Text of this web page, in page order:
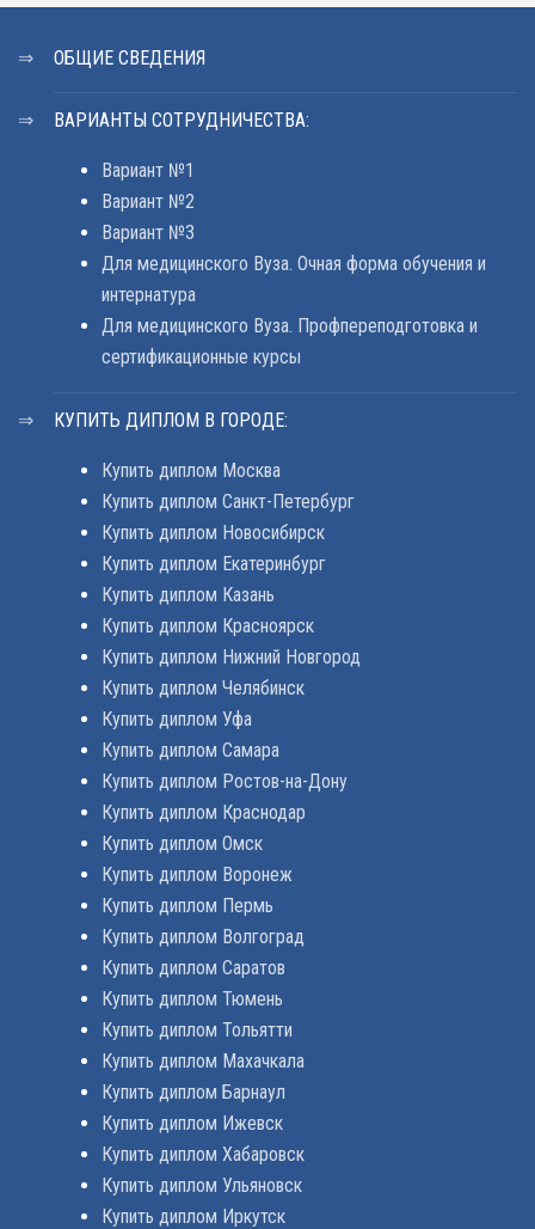
ОБЩИЕ СВЕДЕНИЯ
ВАРИАНТЫ СОТРУДНИЧЕСТВА:
Вариант №1
Вариант №2
Вариант №3
Для медицинского Вуза. Очная форма обучения и
интернатура
Для медицинского Вуза. Профпереподготовка и
сертификационные курсы
КУПИТЬ ДИПЛОМ В ГОРОДЕ:
Купить диплом Москва
Купить диплом Санкт-Петербург
Купить диплом Новосибирск
Купить диплом Екатеринбург
Купить диплом Казань
Купить диплом Красноярск
Купить диплом Нижний Новгород
Купить диплом Челябинск
Купить диплом Уфа
Купить диплом Самара
Купить диплом Ростов-на-Дону
Купить диплом Краснодар
Купить диплом Омск
Купить диплом Воронеж
Купить диплом Пермь
Купить диплом Волгоград
Купить диплом Саратов
Купить диплом Тюмень
Купить диплом Тольятти
Купить диплом Махачкала
Купить диплом Барнаул
Купить диплом Ижевск
Купить диплом Хабаровск
Купить диплом Ульяновск
Купить диплом Иркутск